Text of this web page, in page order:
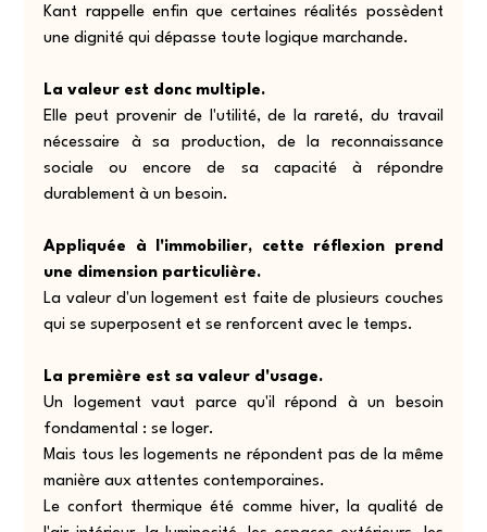
Kant rappelle enfin que certaines réalités possèdent
une dignité qui dépasse toute logique marchande.
La valeur est donc multiple.
Elle peut provenir de l'utilité, de la rareté, du travail
nécessaire à sa production, de la reconnaissance
sociale ou encore de sa capacité à répondre
durablement à un besoin.
Appliquée à l'immobilier, cette réflexion prend
une dimension particulière.
La valeur d'un logement est faite de plusieurs couches
qui se superposent et se renforcent avec le temps.
La première est sa valeur d'usage.
Un logement vaut parce qu'il répond à un besoin
fondamental : se loger.
Mais tous les logements ne répondent pas de la même
manière aux attentes contemporaines.
Le confort thermique été comme hiver, la qualité de